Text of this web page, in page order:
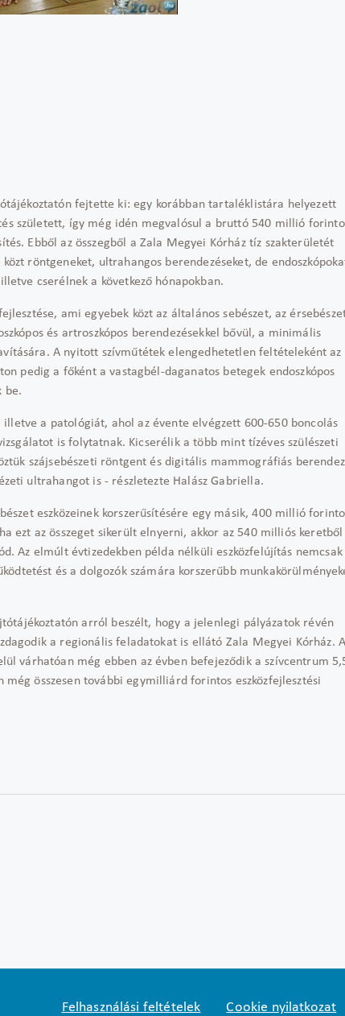
fejtette ki: egy korábban tartaléklistára helyezett
született, így még idén megvalósul a bruttó 540 millió
Ebből az összegből a Zala Megyei Kórház tíz szakterületét
röntgeneket, ultrahangos berendezéseket, de
cserélnek a következő hónapokban.
ami egyebek közt az általános sebészet, az
és artroszkópos berendezésekkel bővül, a minimális
A nyitott szívműtétek elengedhetetlen feltételeként az
pedig a főként a vastagbél-daganatos betegek endoszkópos
be.
a patológiát, ahol az évente elvégzett 600-650 boncolás
is folytatnak. Kicserélik a több mint tízéves szülészeti
szájsebészeti röntgent és digitális mammográfiás
ultrahangot is - részletezte Halász Gabriella.
eszközeinek korszerűsítésére egy másik, 400 millió
ezt az összeget sikerült elnyerni, akkor az 540 milliós keretből
Az elmúlt évtizedekben példa nélküli eszközfelújítás nemcsak
és a dolgozók számára korszerűbb
arról beszélt, hogy a jelenlegi pályázatok révén
a regionális feladatokat is ellátó Zala Megyei Kórház. A
várhatóan még ebben az évben befejeződik a szívcentrum
összesen további egymilliárd forintos eszközfejlesztési
Felhasználási feltételek Cookie nyilatkozat